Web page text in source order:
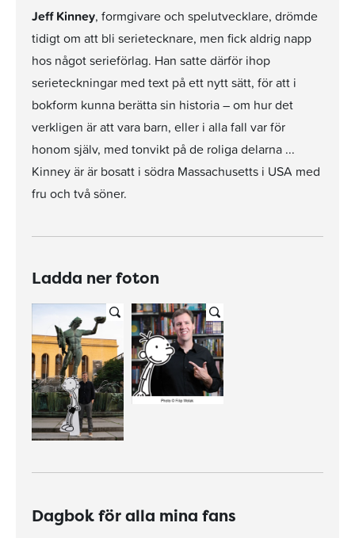
Jeff Kinney, formgivare och spelutvecklare, drömde
tidigt om att bli serietecknare, men fick aldrig napp
hos något serieförlag. Han satte därför ihop
serieteckningar med text på ett nytt sätt, för att i
bokform kunna berätta sin historia – om hur det
verkligen är att vara barn, eller i alla fall var för
honom själv, med tonvikt på de roliga delarna ...
Kinney är är bosatt i södra Massachusetts i USA med
fru och två söner.
Ladda ner foton
Dagbok för alla mina fans